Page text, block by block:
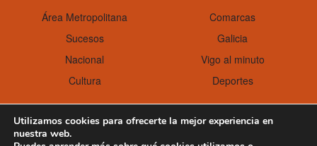
Área Metropolitana
Comarcas
Sucesos
Galicia
Nacional
Vigo al minuto
Cultura
Deportes
Aviso Legal Política de cookies
Utilizamos cookies para ofrecerte la mejor experiencia en
nuestra web.